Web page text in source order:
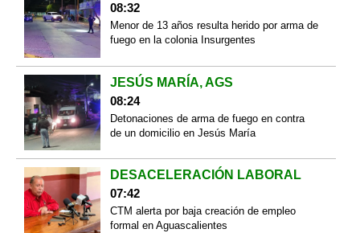
08:32
Menor de 13 años resulta herido por arma de
fuego en la colonia Insurgentes
JESÚS MARÍA, AGS
08:24
Detonaciones de arma de fuego en contra
de un domicilio en Jesús María
DESACELERACIÓN LABORAL
07:42
CTM alerta por baja creación de empleo
formal en Aguascalientes